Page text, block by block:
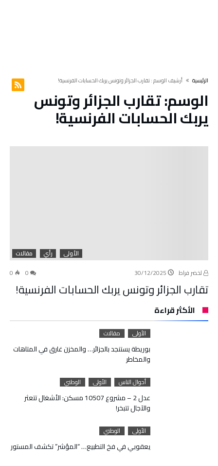
‫الرئيسية‬ ‫أرشيف الوسم :‬ تقارب الجزائر وتونس يربك الحسابات الفرنسية!
الوسم:تقارب الجزائر وتونس
يربك الحسابات الفرنسية!
الأولى رأي
مقالات
لخضر فراط
30/12/2025
0
تقارب الجزائر وتونس يربك الحسابات الفرنسية!
الأكثر قراءة
الأولى مقالات
بوريطة يستنجد بالجزائر… والمخزن غارق في المتاهات
والمخاطر
أحوال الناس الأولى الوطني
عدل 2 – مشروع 10507 مسكن: الأشغال تتعثر
والآجال تتبخر!
الأولى الوطني
يعقوبي في فخ التطبيع… “المؤشر” تكشف المستور